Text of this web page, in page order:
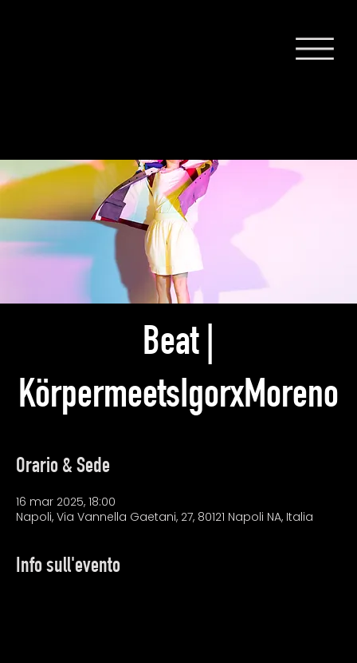
Beat |
KörpermeetsIgorxMoreno
Orario & Sede
16 mar 2025, 18:00
Napoli, Via Vannella Gaetani, 27, 80121 Napoli NA, Italia
Info sull'evento